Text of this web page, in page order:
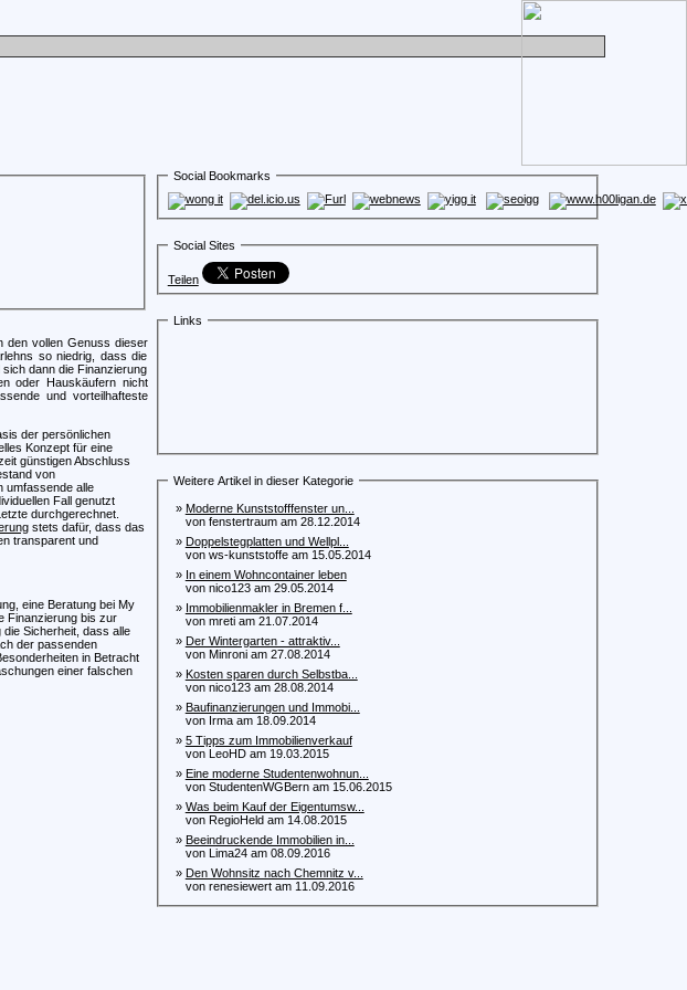
den vollen Genuss dieser
so niedrig, dass die
dann die Finanzierung
oder Hauskäufern nicht
und vorteilhafteste
der persönlichen
Konzept für eine
günstigen Abschluss
von
umfassende alle
Fall genutzt
durchgerechnet.
stets dafür, dass das
transparent und
eine Beratung bei My
Finanzierung bis zur
Sicherheit, dass alle
der passenden
in Betracht
einer falschen
Social Bookmarks
Social Sites
Teilen
Links
Weitere Artikel in dieser Kategorie
» Moderne Kunststofffenster un...
von fenstertraum am 28.12.2014
» Doppelstegplatten und Wellpl...
von ws-kunststoffe am 15.05.2014
» In einem Wohncontainer leben
von nico123 am 29.05.2014
» Immobilienmakler in Bremen f...
von mreti am 21.07.2014
» Der Wintergarten - attraktiv...
von Minroni am 27.08.2014
» Kosten sparen durch Selbstba...
von nico123 am 28.08.2014
» Baufinanzierungen und Immobi...
von Irma am 18.09.2014
» 5 Tipps zum Immobilienverkauf
von LeoHD am 19.03.2015
» Eine moderne Studentenwohnun...
von StudentenWGBern am 15.06.2015
» Was beim Kauf der Eigentumsw...
von RegioHeld am 14.08.2015
» Beeindruckende Immobilien in...
von Lima24 am 08.09.2016
» Den Wohnsitz nach Chemnitz v...
von renesiewert am 11.09.2016